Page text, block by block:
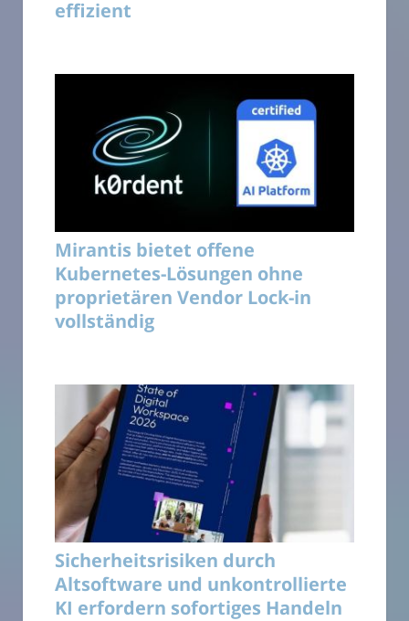
effizient
Mirantis bietet offene
Kubernetes-Lösungen ohne
proprietären Vendor Lock-in
vollständig
Sicherheitsrisiken durch
Altsoftware und unkontrollierte
KI erfordern sofortiges Handeln